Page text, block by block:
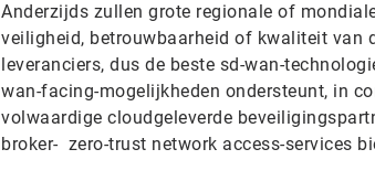
Anderzijds zullen grote regionale of
veiligheid, betrouwbaarheid of kwaliteit van
leveranciers, dus de beste sd-wan-
wan-facing-mogelijkheden ondersteunt, in
volwaardige cloudgeleverde
broker- zero-trust network access-services